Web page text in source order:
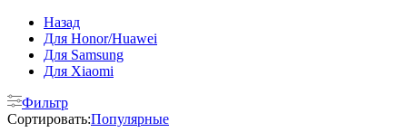
Назад
Для Honor/Huawei
Для Samsung
Для Xiaomi
Фильтр
Сортировать:Популярные